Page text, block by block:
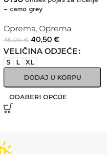
– camo grey
Oprema, Oprema
45,00€ 40,50 €
VELIČINA ODJEĆE
S L XL
DODAJ U KORPU
ODABERI OPCIJE